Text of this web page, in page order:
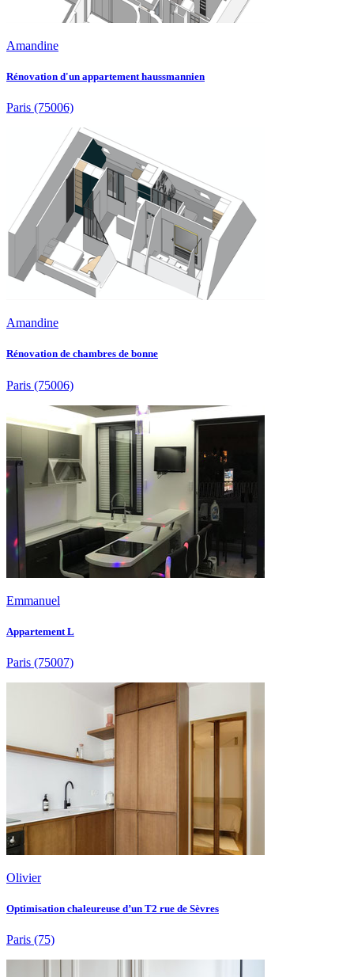
Amandine
Rénovation d'un appartement haussmannien
Paris (75006)
Amandine
Rénovation de chambres de bonne
Paris (75006)
Emmanuel
Appartement L
Paris (75007)
Olivier
Optimisation chaleureuse d’un T2 rue de Sèvres
Paris (75)